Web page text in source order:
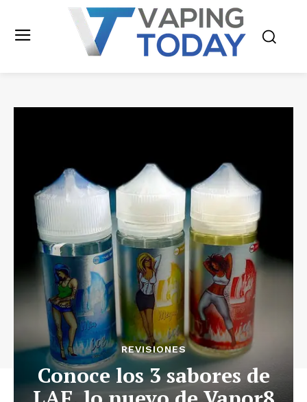
REVISIONES
Conoce los 3 sabores de